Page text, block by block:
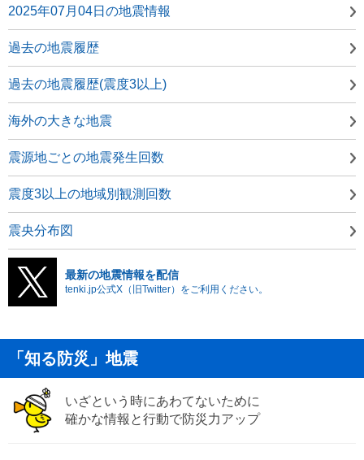
2025年07月04日の地震情報
過去の地震履歴
過去の地震履歴(震度3以上)
海外の大きな地震
震源地ごとの地震発生回数
震度3以上の地域別観測回数
震央分布図
最新の地震情報を配信
tenki.jp公式X（旧Twitter）をご利用ください。
「知る防災」地震
いざという時にあわてないために
確かな情報と行動で防災力アップ